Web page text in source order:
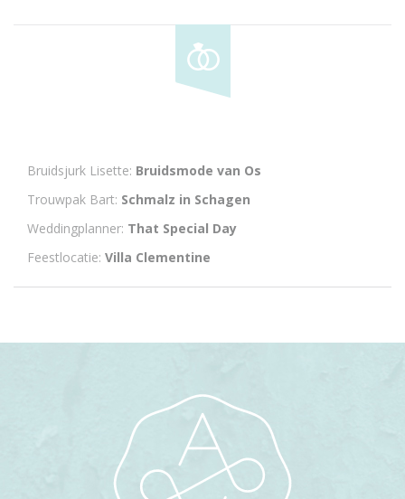
Bruidsjurk Lisette: Bruidsmode van Os
Trouwpak Bart: Schmalz in Schagen
Weddingplanner: That Special Day
Feestlocatie: Villa Clementine